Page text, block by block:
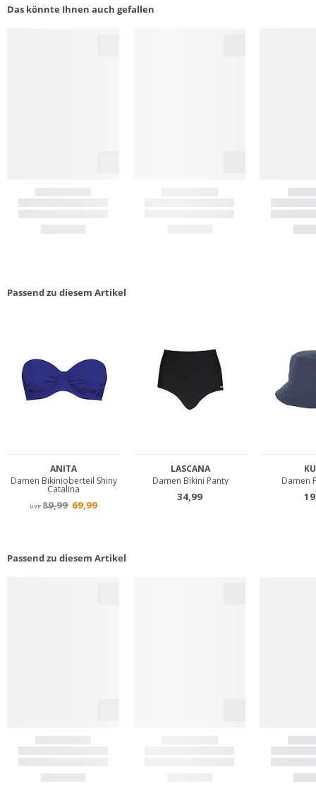
Das könnte Ihnen auch gefallen
Passend zu diesem Artikel
Passend zu diesem Artikel